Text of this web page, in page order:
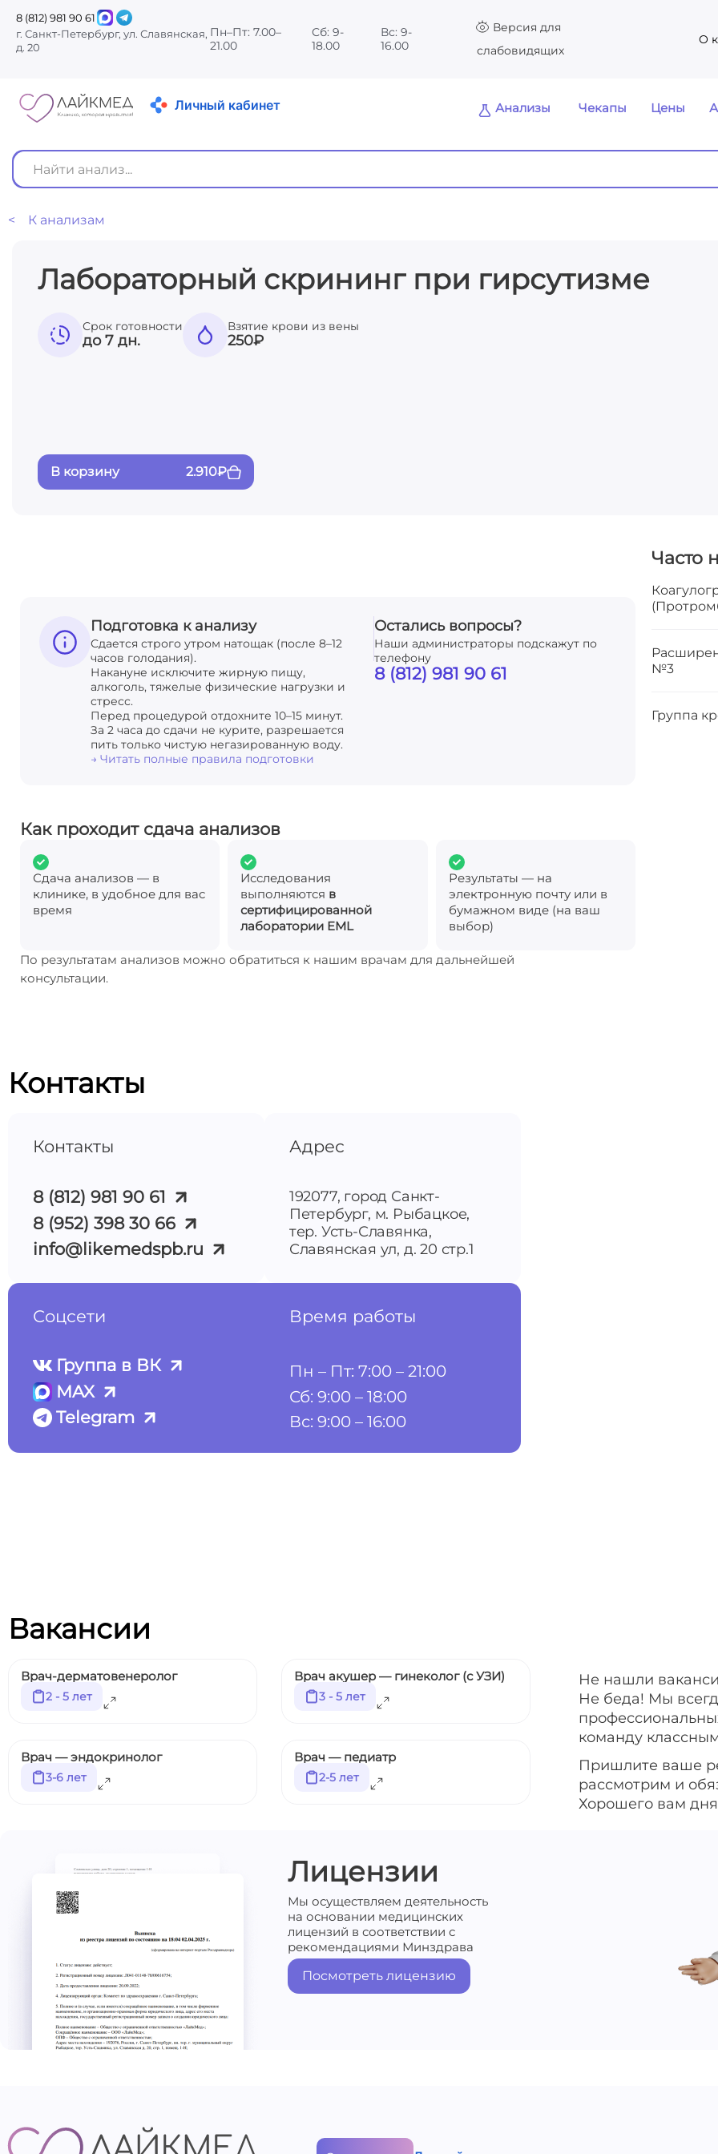
8 (812) 981 90 61
г. Санкт-Петербург, ул. Славянская,
д. 20
Пн–Пт: 7.00–
21.00
Сб: 9-
18.00
Вс: 9-
16.00
Версия для
слабовидящих
О
Личный кабинет Анализы Чекапы Цены
< К анализам
Лабораторный скрининг при гирсутизме
Срок готовности
до 7 дн.
Взятие крови из вены
250₽
В корзину 2.910₽
Подготовка к анализу
Сдается строго утром натощак (после 8–12
часов голодания).
Накануне исключите жирную пищу,
алкоголь, тяжелые физические нагрузки и
стресс.
Перед процедурой отдохните 10–15 минут.
За 2 часа до сдачи не курите, разрешается
пить только чистую негазированную воду.
→ Читать полные правила подготовки
Остались вопросы?
Наши администраторы подскажут по
телефону
8 (812) 981 90 61
Как проходит сдача анализов
Сдача анализов — в
клинике, в удобное для вас
время
Исследования
выполняются в
сертифицированной
лаборатории EML
Результаты — на
электронную почту или в
бумажном виде (на ваш
выбор)
По результатам анализов можно обратиться к нашим врачам для дальнейшей
консультации.
Часто
№3
Группа
Контакты
Контакты
8 (812) 981 90 61
8 (952) 398 30 66
info@likemedspb.ru
Адрес
192077, город Санкт-
Петербург, м. Рыбацкое,
тер. Усть-Славянка,
Славянская ул, д. 20 стр.1
Соцсети
Группа в ВК
MAX
Telegram
Время работы
Пн – Пт: 7:00 – 21:00
Сб: 9:00 – 18:00
Вс: 9:00 – 16:00
Вакансии
Врач-дерматовенеролог
2 - 5 лет
Врач акушер — гинеколог (с УЗИ)
3 - 5 лет
Врач — эндокринолог
3-6 лет
Врач — педиатр
2-5 лет
Не нашли
Не беда! Мы
команду
Пришлите ваше
рассмотрим и
Хорошего вам
Лицензии
Мы осуществляем деятельность
на основании медицинских
лицензий в соответствии с
рекомендациями Минздрава
Посмотреть лицензию